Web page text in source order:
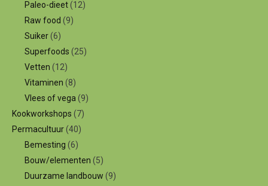
Paleo-dieet(12)
Raw food (9)
Suiker(6)
Superfoods (25)
Vetten (12)
Vitaminen (8)
Vlees of vega(9)
Kookworkshops (7)
Permacultuur(40)
Bemesting (6)
Bouw/elementen (5)
Duurzame landbouw (9)